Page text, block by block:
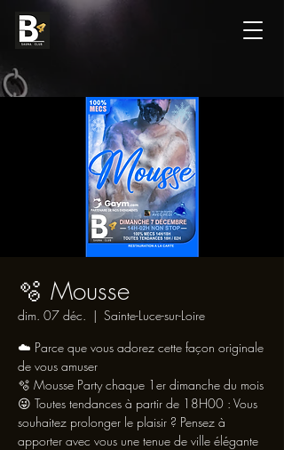
🫧 Mousse
dim. 07 déc.
  |
Sainte-Luce-sur-Loire
☁️ Parce que vous adorez cette façon originale
de vous amuser
🫧 Mousse Party chaque 1er dimanche du mois
😜 Toutes tendances à partir de 18H00 : Vous
souhaitez prolonger le plaisir ? Pensez à
apporter avec vous une tenue de ville élégante